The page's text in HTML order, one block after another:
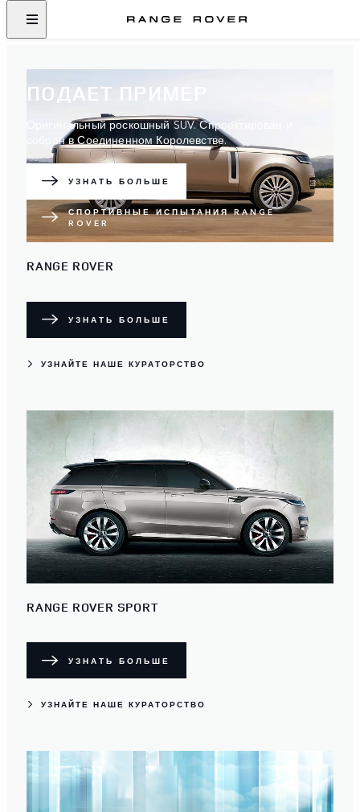
ПОДАЕТ ПРИМЕР
Оригинальный роскошный SUV. Спроектирован и
собран в Соединенном Королевстве.
УЗНАТЬ БОЛЬШЕ
СПОРТИВНЫЕ ИСПЫТАНИЯ RANGE
ROVER
RANGE ROVER
УЗНАТЬ БОЛЬШЕ
УЗНАЙТЕ НАШЕ КУРАТОРСТВО
RANGE ROVER SPORT
УЗНАТЬ БОЛЬШЕ
УЗНАЙТЕ НАШЕ КУРАТОРСТВО